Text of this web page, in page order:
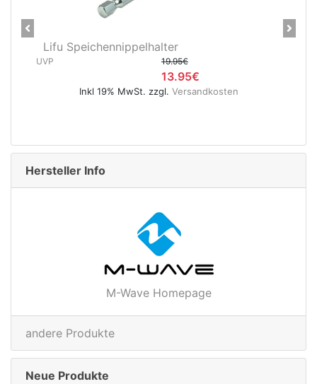
CNC Kerzensattelstütze 26,0 x
400 mm verchromt
4.95€
Previous Next
Hersteller Info
M-Wave Homepage
andere Produkte
Neue Produkte